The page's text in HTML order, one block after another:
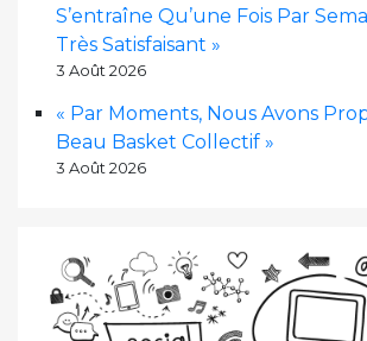
S’entraîne Qu’une Fois Par
Très Satisfaisant »
3 Août 2026
« Par Moments, Nous Avons
Beau Basket Collectif »
3 Août 2026